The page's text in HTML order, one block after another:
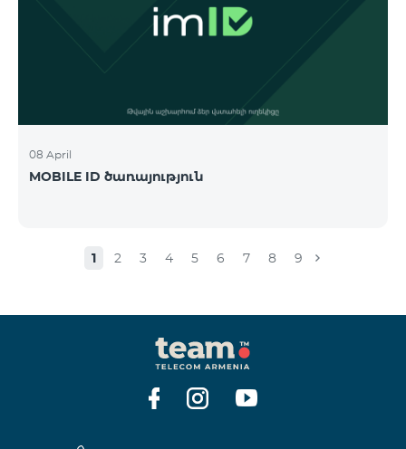
08 April
MOBILE ID ծառայություն
1 2 3 4 5 6 7 8 9